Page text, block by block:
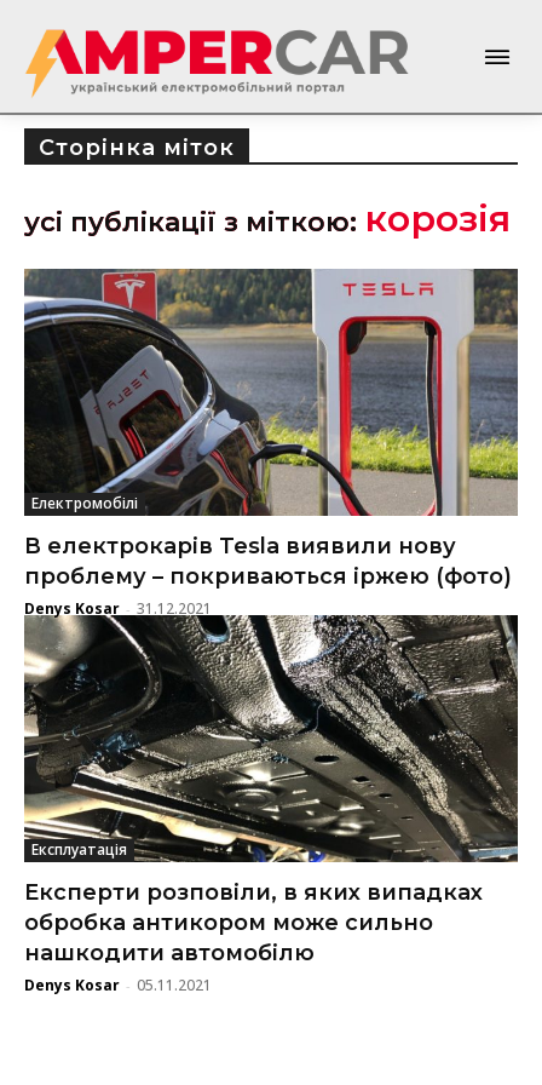
Сторінка міток
усі публікації з міткою: корозія
Електромобілі
В електрокарів Tesla виявили нову
проблему – покриваються іржею (фото)
Denys Kosar - 31.12.2021
Експлуатація
Експерти розповіли, в яких випадках
обробка антикором може сильно
нашкодити автомобілю
Denys Kosar - 05.11.2021